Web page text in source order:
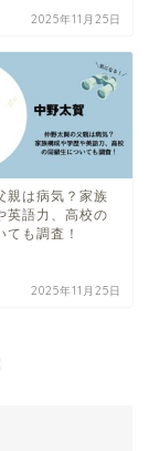
2025年11月25日
親は病気？家族
英語力、高校の
ても調査！
2025年11月25日